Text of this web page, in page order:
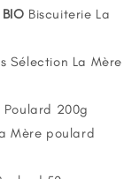
BIO Biscuiterie La
Sélection La Mère
Poulard 200g
Mère poulard